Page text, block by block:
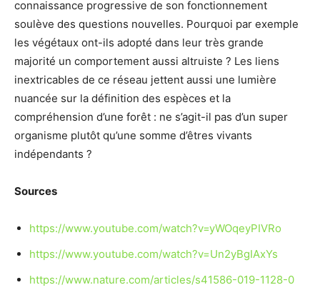
connaissance progressive de son fonctionnement
soulève des questions nouvelles. Pourquoi par exemple
les végétaux ont-ils adopté dans leur très grande
majorité un comportement aussi altruiste ? Les liens
inextricables de ce réseau jettent aussi une lumière
nuancée sur la définition des espèces et la
compréhension d’une forêt : ne s’agit-il pas d’un super
organisme plutôt qu’une somme d’êtres vivants
indépendants ?
Sources
https://www.youtube.com/watch?v=yWOqeyPIVRo
https://www.youtube.com/watch?v=Un2yBgIAxYs
https://www.nature.com/articles/s41586-019-1128-0